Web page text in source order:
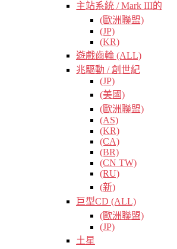
主站系統 / Mark III的
(歐洲聯盟)
(JP)
(KR)
遊戲齒輪 (ALL)
兆驅動 / 創世紀
(JP)
(美國)
(歐洲聯盟)
(AS)
(KR)
(CA)
(BR)
(CN TW)
(RU)
(新)
巨型CD (ALL)
(歐洲聯盟)
(JP)
土星